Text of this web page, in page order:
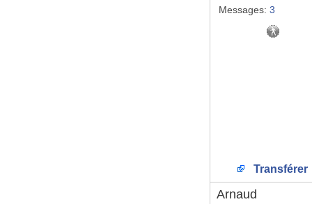
Messages: 3
Transférer
Arnaud